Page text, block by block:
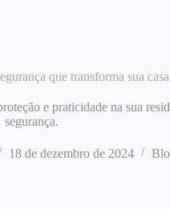
que transforma sua
e praticidade na sua
segurança.
18 de dezembro de 2024